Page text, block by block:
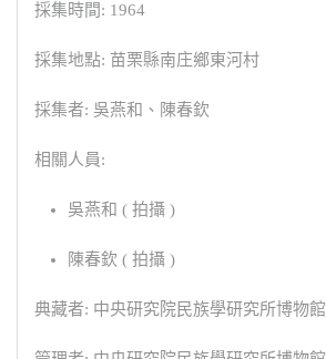
採集時間: 1964
採集地點: 苗栗縣南庄鄉東河村
採集者: 吳燕和、陳春欽
相關人員:
吳燕和 ( 拍攝 )
陳春欽 ( 拍攝 )
典藏者: 中央研究院民族學研究所博物館